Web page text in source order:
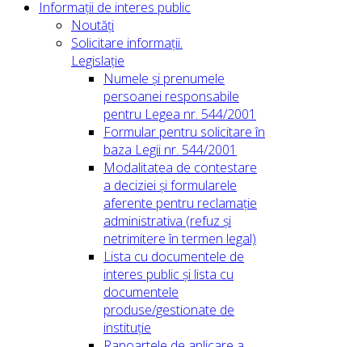
Informații de interes public
Noutăți
Solicitare informații.
Legislație
Numele și prenumele
persoanei responsabile
pentru Legea nr. 544/2001
Formular pentru solicitare în
baza Legii nr. 544/2001
Modalitatea de contestare
a deciziei și formularele
aferente pentru reclamație
administrativa (refuz și
netrimitere în termen legal)
Lista cu documentele de
interes public și lista cu
documentele
produse/gestionate de
instituție